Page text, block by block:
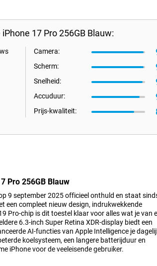
17 Pro 256GB Blauw:
Camera:
Scherm:
Snelheid:
Accuduur:
Prijs-kwaliteit:
Pro 256GB Blauw
9 september 2025 officieel onthuld en staat
een compleet nieuw design, indrukwekkende
Pro-chip is dit toestel klaar voor alles wat je van
6.3-inch Super Retina XDR-display biedt een
AI-functies van Apple Intelligence je
koelsysteem, een langere batterijduur en
iPhone voor de veeleisende gebruiker.